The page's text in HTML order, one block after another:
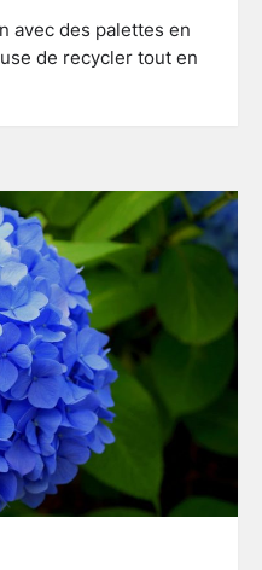
avec des palettes en
de recycler tout en